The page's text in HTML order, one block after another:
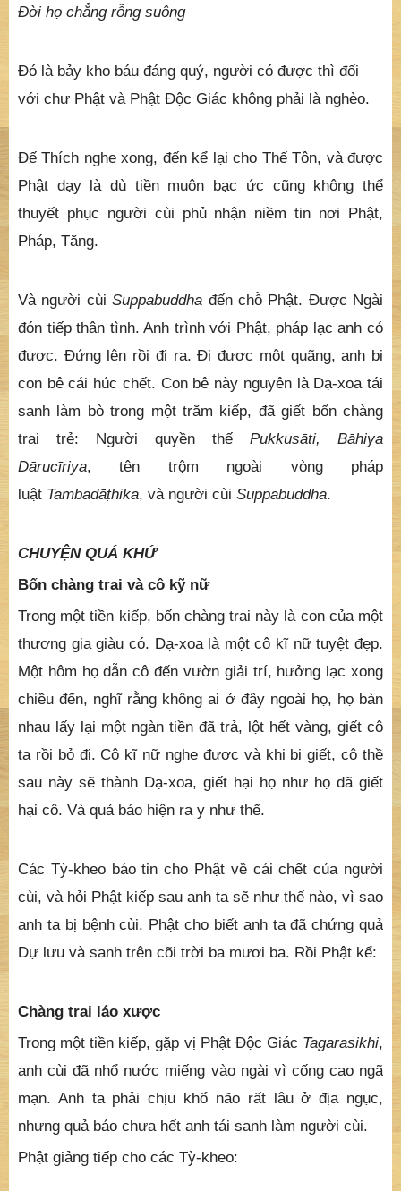
Ðời họ chẳng rỗng suông
Ðó là bảy kho báu đáng quý, người có được thì đối
với chư Phật và Phật Ðộc Giác không phải là nghèo.
Ðế Thích nghe xong, đến kể lại cho Thế Tôn, và được
Phật dạy là dù tiền muôn bạc ức cũng không thể
thuyết phục người cùi phủ nhận niềm tin nơi Phật,
Pháp, Tăng.
Và người cùiSuppabuddha đến chỗ Phật. Được Ngài
đón tiếp thân tình. Anh trình với Phật, pháp lạc anh có
được. Đứng lên rồi đi ra. Ði được một quãng, anh bị
con bê cái húc chết. Con bê này nguyên là Dạ-xoa tái
sanh làm bò trong một trăm kiếp, đã giết bốn chàng
trai trẻ: Người quyền thế Pukkusāti, Bāhiya
Dārucīriya, tên trộm ngoài vòng pháp
luật Tambadāṭhika, và người cùi Suppabuddha.
CHUYỆN QUÁ KHỨ
Bốn chàng trai và cô kỹ nữ
Trong một tiền kiếp, bốn chàng trai này là con của một
thương gia giàu có. Dạ-xoa là một cô kĩ nữ tuyệt đẹp.
Một hôm họ dẫn cô đến vườn giải trí, hưởng lạc xong
chiều đến, nghĩ rằng không ai ở đây ngoài họ, họ bàn
nhau lấy lại một ngàn tiền đã trả, lột hết vàng, giết cô
ta rồi bỏ đi. Cô kĩ nữ nghe được và khi bị giết, cô thề
sau này sẽ thành Dạ-xoa, giết hại họ như họ đã giết
hại cô. Và quả báo hiện ra y như thế.
Các Tỳ-kheo báo tin cho Phật về cái chết của người
cùi, và hỏi Phật kiếp sau anh ta sẽ như thế nào, vì sao
anh ta bị bệnh cùi. Phật cho biết anh ta đã chứng quả
Dự lưu và sanh trên cõi trời ba mươi ba. Rồi Phật kể:
Chàng trai láo xược
Trong một tiền kiếp, gặp vị Phật Ðộc Giác Tagarasikhi,
anh cùi đã nhổ nước miếng vào ngài vì cống cao ngã
mạn. Anh ta phải chịu khổ não rất lâu ở địa ngục,
nhưng quả báo chưa hết anh tái sanh làm người cùi.
Phật giảng tiếp cho các Tỳ-kheo: